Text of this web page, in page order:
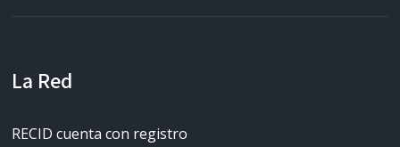
La Red
RECID cuenta con registro